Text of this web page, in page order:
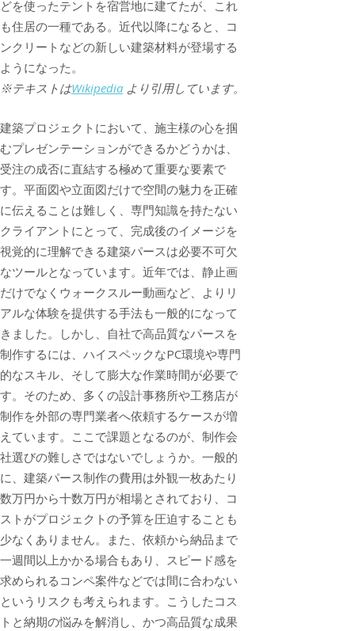
どを使ったテントを宿営地に建てたが、これ
も住居の一種である。近代以降になると、コ
ンクリートなどの新しい建築材料が登場する
ようになった。
※テキストはWikipedia より引用しています。
建築プロジェクトにおいて、施主様の心を掴
むプレゼンテーションができるかどうかは、
受注の成否に直結する極めて重要な要素で
す。平面図や立面図だけで空間の魅力を正確
に伝えることは難しく、専門知識を持たない
クライアントにとって、完成後のイメージを
視覚的に理解できる建築パースは必要不可欠
なツールとなっています。近年では、静止画
だけでなくウォークスルー動画など、よりリ
アルな体験を提供する手法も一般的になって
きました。しかし、自社で高品質なパースを
制作するには、ハイスペックなPC環境や専門
的なスキル、そして膨大な作業時間が必要で
す。そのため、多くの設計事務所や工務店が
制作を外部の専門業者へ依頼するケースが増
えています。ここで課題となるのが、制作会
社選びの難しさではないでしょうか。一般的
に、建築パース制作の費用は外観一枚あたり
数万円から十数万円が相場とされており、コ
ストがプロジェクトの予算を圧迫することも
少なくありません。また、依頼から納品まで
一週間以上かかる場合もあり、スピード感を
求められるコンペ案件などでは間に合わない
というリスクも考えられます。こうしたコス
トと納期の悩みを解消し、かつ高品質な成果